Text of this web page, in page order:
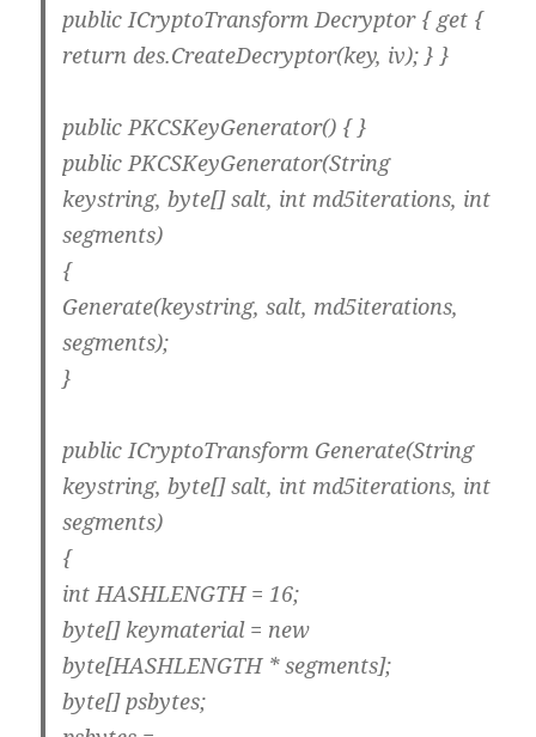
public ICryptoTransform Decryptor { get {
return des.CreateDecryptor(key, iv); } }
public PKCSKeyGenerator() { }
public PKCSKeyGenerator(String
keystring, byte[] salt, int md5iterations, int
segments)
{
Generate(keystring, salt, md5iterations,
segments);
}
public ICryptoTransform Generate(String
keystring, byte[] salt, int md5iterations, int
segments)
{
int HASHLENGTH = 16;
byte[] keymaterial = new
byte[HASHLENGTH * segments];
byte[] psbytes;